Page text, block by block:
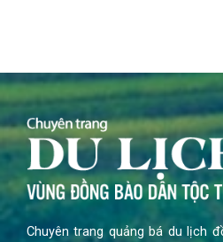
Chuyên trang quảng bá du lịch